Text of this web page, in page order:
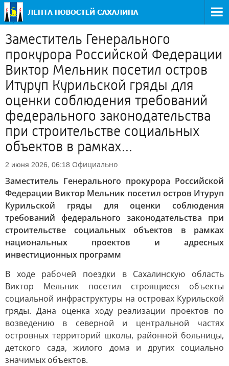
Заместитель Генерального
прокурора Российской Федерации
Виктор Мельник посетил остров
Итуруп Курильской гряды для
оценки соблюдения требований
федерального законодательства
при строительстве социальных
объектов в рамках...
2 июня 2026, 06:18 Официально
Заместитель Генерального прокурора Российской
Федерации Виктор Мельник посетил остров Итуруп
Курильской гряды для оценки соблюдения
требований федерального законодательства при
строительстве социальных объектов в рамках
национальных проектов и адресных
инвестиционных программ
В ходе рабочей поездки в Сахалинскую область
Виктор Мельник посетил строящиеся объекты
социальной инфраструктуры на островах Курильской
гряды. Дана оценка ходу реализации проектов по
возведению в северной и центральной частях
островных территорий школы, районной больницы,
детского сада, жилого дома и других социально
значимых объектов.